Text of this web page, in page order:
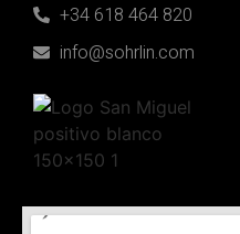
+34 618 464 820
info@sohrlin.com